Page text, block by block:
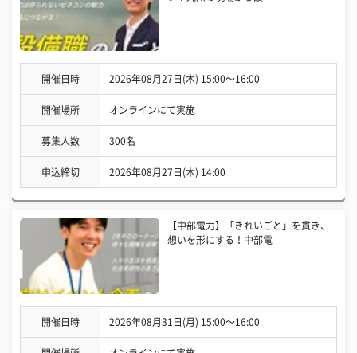
開催日時 2026年08月27日(木) 15:00〜16:00
開催場所 オンラインにて実施
募集人数 300名
申込締切 2026年08月27日(木) 14:00
【中部電力】「きれいごと」を貫き、
想いを形にする！中部電
開催日時 2026年08月31日(月) 15:00〜16:00